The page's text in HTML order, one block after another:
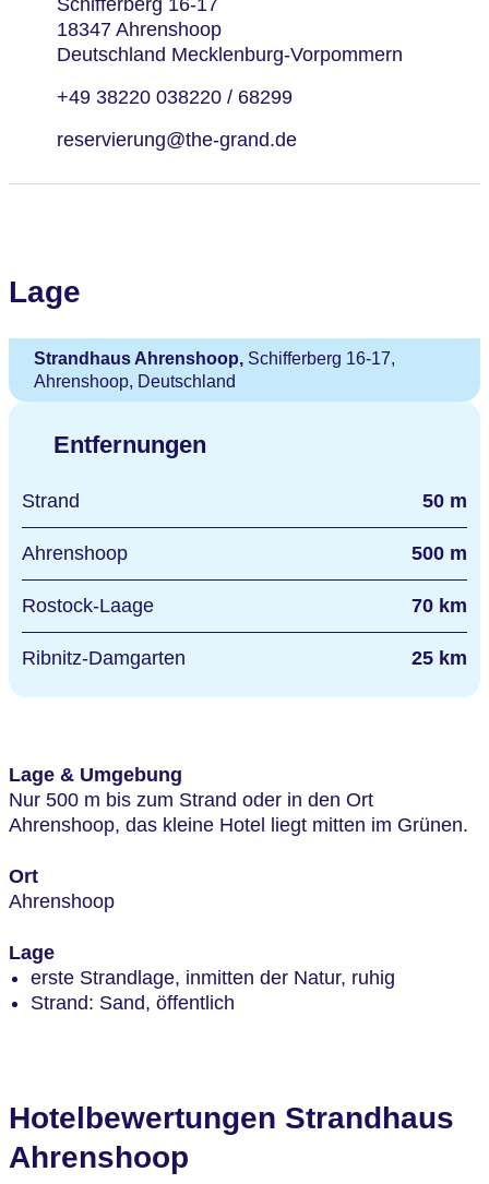
Schifferberg 16-17
18347 Ahrenshoop
Deutschland Mecklenburg-Vorpommern
+49 38220 038220 / 68299
reservierung@the-grand.de
Lage
Strandhaus Ahrenshoop, Schifferberg 16-17,
Ahrenshoop, Deutschland
Entfernungen
Strand 50 m
Ahrenshoop 500 m
Rostock-Laage 70 km
Ribnitz-Damgarten 25 km
Lage & Umgebung
Nur 500 m bis zum Strand oder in den Ort
Ahrenshoop, das kleine Hotel liegt mitten im Grünen.
Ort
Ahrenshoop
Lage
erste Strandlage, inmitten der Natur, ruhig
Strand: Sand, öffentlich
Hotelbewertungen Strandhaus
Ahrenshoop